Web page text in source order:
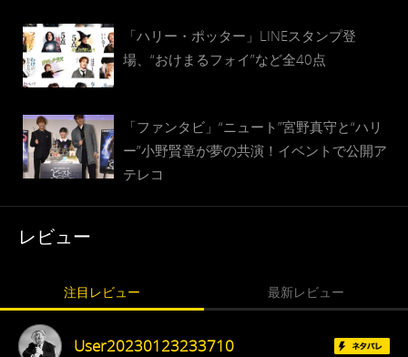
「ハリー・ポッター」LINEスタンプ登
場、“おけまるフォイ”など全40点
「ファンタビ」“ニュート”宮野真守と“ハリ
ー”小野賢章が夢の共演！イベントで公開ア
テレコ
レビュー
注目レビュー 最新レビュー
User20230123233710